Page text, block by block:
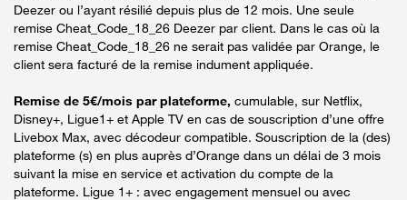
Deezer ou l’ayant résilié depuis plus de 12 mois. Une seule
remise Cheat_Code_18_26 Deezer par client. Dans le cas où la
remise Cheat_Code_18_26 ne serait pas validée par Orange, le
client sera facturé de la remise indument appliquée.
Remise de 5€/mois par plateforme, cumulable, sur Netflix,
Disney+, Ligue1+ et Apple TV en cas de souscription d’une offre
Livebox Max, avec décodeur compatible. Souscription de la (des)
plateforme (s) en plus auprès d’Orange dans un délai de 3 mois
suivant la mise en service et activation du compte de la
plateforme. Ligue 1+ : avec engagement mensuel ou avec